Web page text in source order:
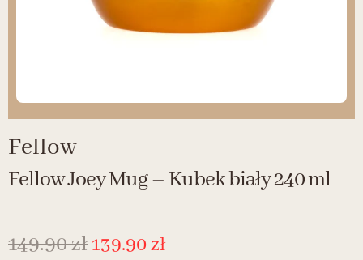
Fellow
Fellow Joey Mug – Kubek biały 240 ml
149.90zł139.90zł